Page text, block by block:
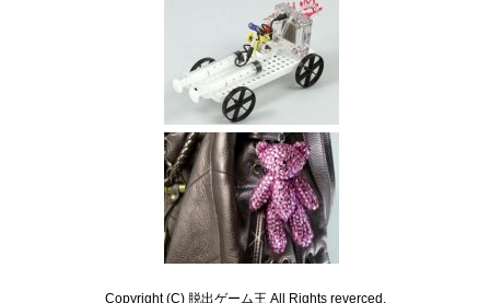
Copyright (C) 脱出ゲーム王 All Rights reverced.